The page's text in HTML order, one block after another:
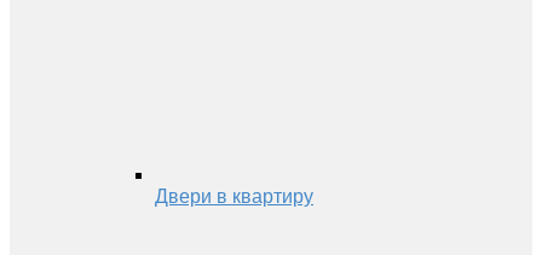
Двери в квартиру